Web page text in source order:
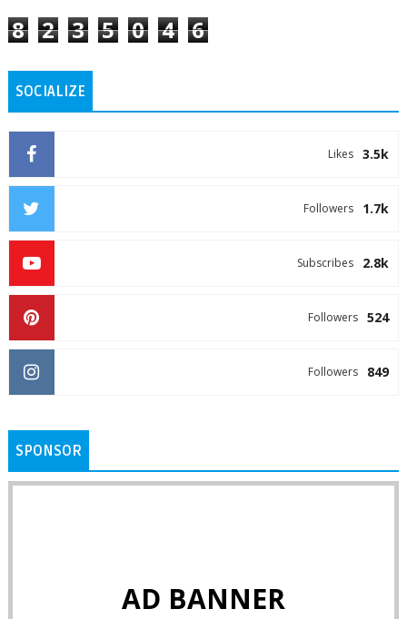
8 2 3 5 0 4 6
SOCIALIZE
3.5k
Likes
1.7k
Followers
2.8k
Subscribes
524
Followers
849
Followers
SPONSOR
AD BANNER